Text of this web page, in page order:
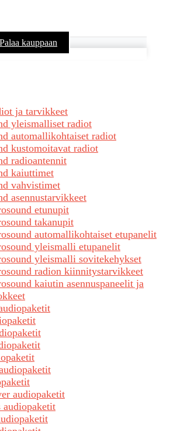
Palaa kauppaan
ja tarvikkeet
yleismalliset radiot
automallikohtaiset radiot
kustomoitavat radiot
radioantennit
kaiuttimet
vahvistimet
asennustarvikkeet
etunupit
takanupit
automallikohtaiset etupanelit
yleismalli etupanelit
yleismalli sovitekehykset
radion kiinnitystarvikkeet
kaiutin asennuspaneelit ja
audiopaketit
audiopaketit